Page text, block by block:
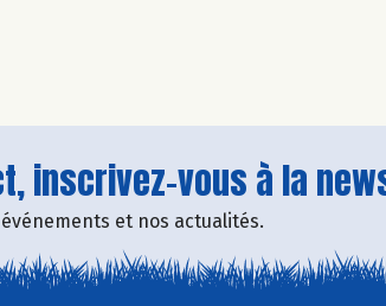
inscrivez-vous à la
et nos actualités.